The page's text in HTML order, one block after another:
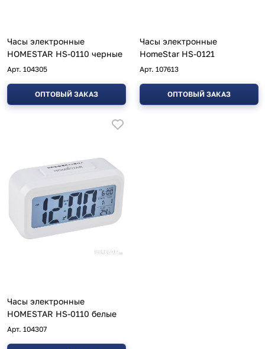
Часы электронные
HOMESTAR HS-0110 черные
Арт. 104305
ОПТОВЫЙ ЗАКАЗ
Часы электронные
HomeStar HS-0121
Арт. 107613
ОПТОВЫЙ ЗАКАЗ
Часы электронные
HOMESTAR HS-0110 белые
Арт. 104307